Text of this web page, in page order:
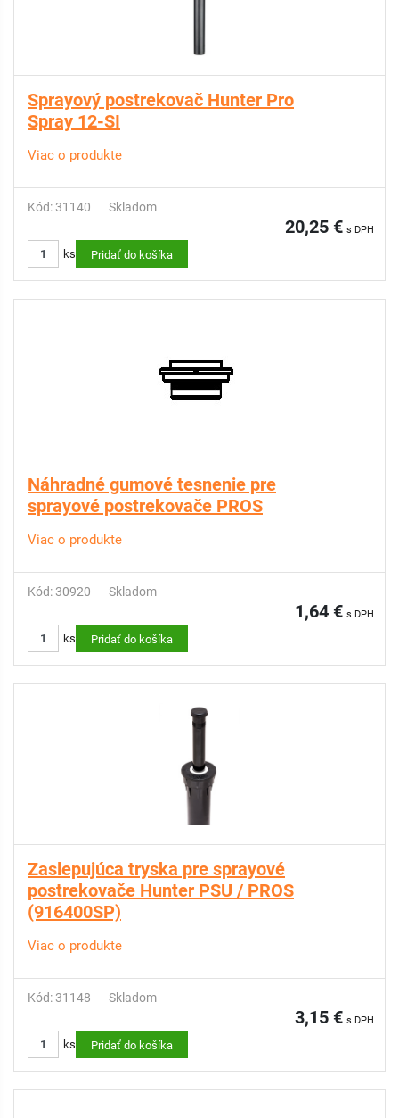
Sprayový postrekovač Hunter Pro
Spray 12-SI
Viac o produkte
Kód: 31140 Skladom
20,25 € s DPH
ks Pridať do košíka
Náhradné gumové tesnenie pre
sprayové postrekovače PROS
Viac o produkte
Kód: 30920 Skladom
1,64 € s DPH
ks Pridať do košíka
Zaslepujúca tryska pre sprayové
postrekovače Hunter PSU / PROS
(916400SP)
Viac o produkte
Kód: 31148 Skladom
3,15 € s DPH
ks Pridať do košíka